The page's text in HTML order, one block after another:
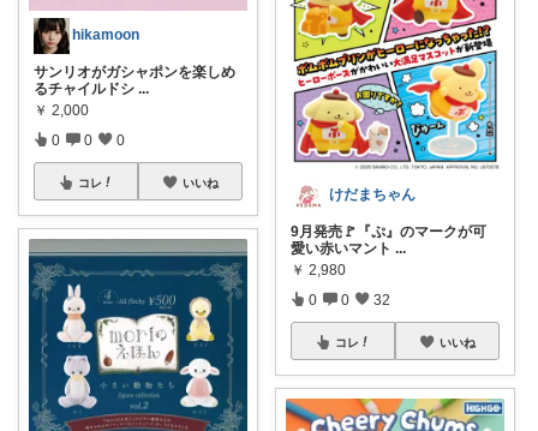
hikamoon
サンリオがガシャポンを楽しめ
るチャイルドシ ...
￥ 2,000
0 0 0
コレ いいね
けだまちゃん
9月発売🚩『ぷ』のマークが可
愛い赤いマント ...
￥ 2,980
0 0 32
コレ いいね